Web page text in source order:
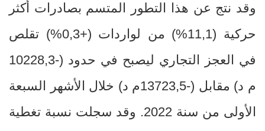
وقد نتج عن هذا التطور المتسم بصادرات أكثر
حركية (11,1
%) من لواردات (+0,3 %) تقلص
في العجز التجاري ليصبح في حدود (-10228,3
م
د) مقابل (-13723,5م د) خلال الأشهر السبعة
الأولى من سنة 2022. وقد سجلت نسبة تغطية